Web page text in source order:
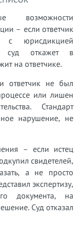
возможности
– если ответчик
юрисдикцией
суд откажет в
на ответчике.
ответчик не был
или лишен
Стандарт
нарушение, не
– если истец
свидетелей,
а не просто
экспертизу,
документа, на
Суд отказал